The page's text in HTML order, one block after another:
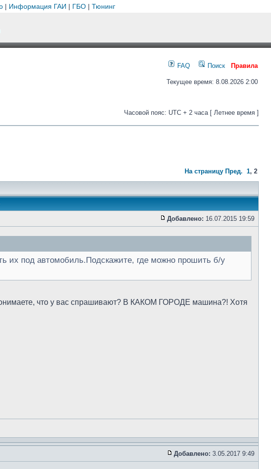
| Информация ГАИ | ГБО| Тюнинг
FAQ Поиск Правила
Текущее время: 8.08.2026 2:00
Часовой пояс: UTC + 2 часа [ Летнее время ]
На страницу Пред. 1, 2
Добавлено: 16.07.2015 19:59
их под автомобиль.Подскажите, где можно прошить б/у
что у вас спрашивают? В КАКОМ ГОРОДЕ машина?! Хотя
Добавлено: 3.05.2017 9:49